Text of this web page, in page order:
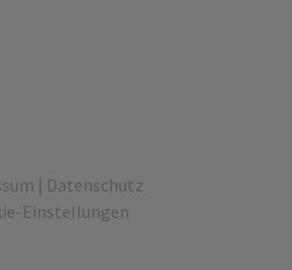
| Datenschutz
Einstellungen